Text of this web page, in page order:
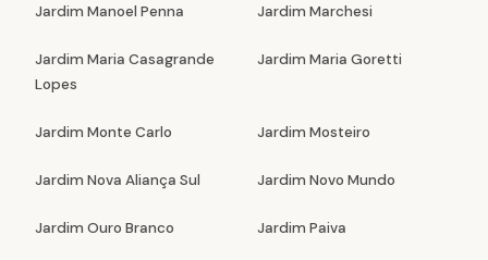
Jardim Manoel Penna Jardim Marchesi
Jardim Maria Casagrande
Lopes
Jardim Maria Goretti
Jardim Monte Carlo Jardim Mosteiro
Jardim Nova Aliança Sul Jardim Novo Mundo
Jardim Ouro Branco Jardim Paiva